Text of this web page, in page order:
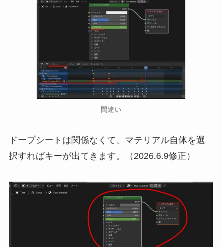
間違い
ドープシートは関係なくて、マテリアル自体を選
択すればキーが出てきます。（2026.6.9修正）